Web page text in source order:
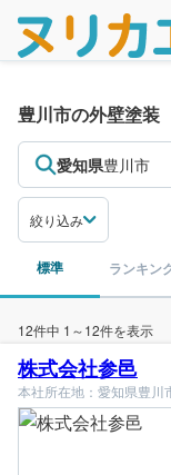
豊川市の外壁塗
愛知県豊川市
絞り込み
標準 ランキン
12件中 1～12件を表示
株式会社参邑
本社所在地：愛知県豊